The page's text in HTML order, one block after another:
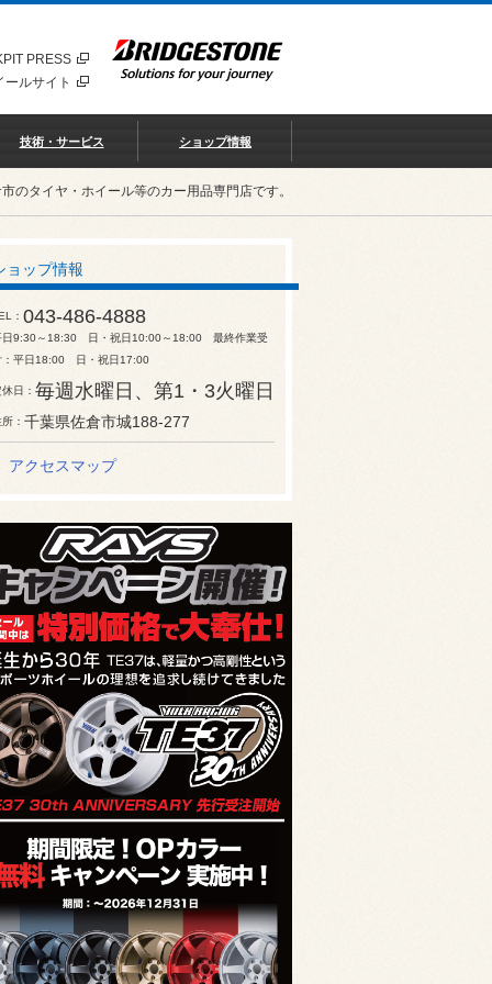
PRESS
ルサイト
技術・サービス ショップ情報
のタイヤ・ホイール等のカー用品専門店です。
ョップ情報
043-486-4888
日9:30～18:30 日・祝日10:00～18:00 最終作業受
：平日18:00 日・祝日17:00
日 毎週水曜日、第1・3火曜日
所 千葉県佐倉市城188-277
アクセスマップ